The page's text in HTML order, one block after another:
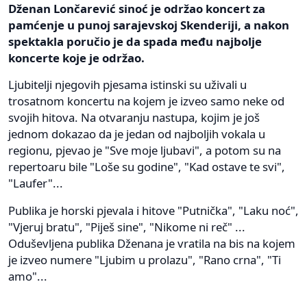
Dženan Lončarević sinoć je održao koncert za
pamćenje u punoj sarajevskoj Skenderiji, a nakon
spektakla poručio je da spada među najbolje
koncerte koje je održao.
Ljubitelji njegovih pjesama istinski su uživali u
trosatnom koncertu na kojem je izveo samo neke od
svojih hitova. Na otvaranju nastupa, kojim je još
jednom dokazao da je jedan od najboljih vokala u
regionu, pjevao je "Sve moje ljubavi", a potom su na
repertoaru bile "Loše su godine", "Kad ostave te svi",
"Laufer"...
Publika je horski pjevala i hitove "Putnička", "Laku noć",
"Vjeruj bratu", "Piješ sine", "Nikome ni reč" ...
Oduševljena publika Dženana je vratila na bis na kojem
je izveo numere "Ljubim u prolazu", "Rano crna", "Ti
amo"...